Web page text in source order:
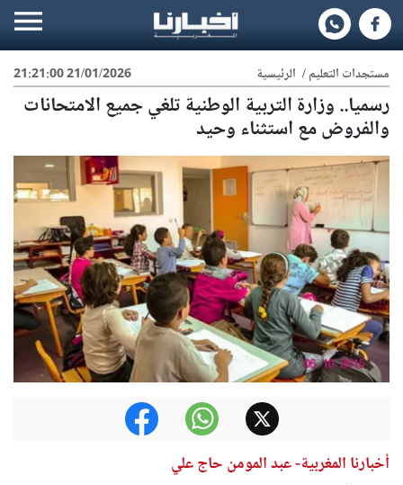
21/01/2026 21:21:00 مستجدات التعليم/ الرئيسية
رسميا.. وزارة التربية الوطنية تلغي جميع الامتحانات
والفروض مع استثناء وحيد
أخبارنا المغربية- عبد المومن حاج علي